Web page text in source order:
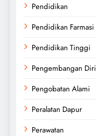
Pendidikan
Pendidikan Farmasi
Pendidikan Tinggi
Pengembangan Diri
Pengobatan Alami
Peralatan Dapur
Perawatan